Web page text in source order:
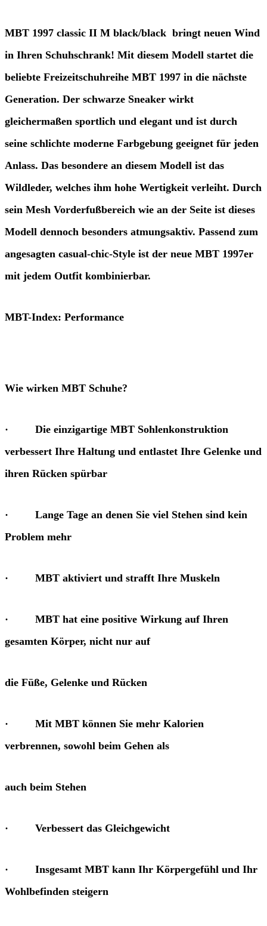
MBT 1997 classic II M black/black bringt neuen Wind
in Ihren Schuhschrank! Mit diesem Modell startet die
beliebte Freizeitschuhreihe MBT 1997 in die nächste
Generation. Der schwarze Sneaker wirkt
gleichermaßen sportlich und elegant und ist durch
seine schlichte moderne Farbgebung geeignet für jeden
Anlass. Das besondere an diesem Modell ist das
Wildleder, welches ihm hohe Wertigkeit verleiht. Durch
sein Mesh Vorderfußbereich wie an der Seite ist dieses
Modell dennoch besonders atmungsaktiv. Passend zum
angesagten casual-chic-Style ist der neue MBT 1997er
mit jedem Outfit kombinierbar.
MBT-Index: Performance
Wie wirken MBT Schuhe?
· Die einzigartige MBT Sohlenkonstruktion
verbessert Ihre Haltung und entlastet Ihre Gelenke und
ihren Rücken spürbar
· Lange Tage an denen Sie viel Stehen sind kein
Problem mehr
· MBT aktiviert und strafft Ihre Muskeln
· MBT hat eine positive Wirkung auf Ihren
gesamten Körper, nicht nur auf
die Füße, Gelenke und Rücken
· Mit MBT können Sie mehr Kalorien
verbrennen, sowohl beim Gehen als
auch beim Stehen
· Verbessert das Gleichgewicht
· Insgesamt MBT kann Ihr Körpergefühl und Ihr
Wohlbefinden steigern